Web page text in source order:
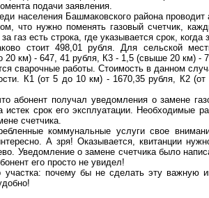
подачи заявления.
населения Башмаковскогорайона проводит
что нужно поменять газовый счетчик,
газ есть строка, где указывается срок, когда
стоит 498,01 рубля. Для сельской
20 км) - 647, 41 рубля, К3 - 1,5 (свыше 20 км) -
сварочные работы. Стоимость в данном
К1(от 5 до 10 км) - 1670,35 рубля, К2
абонент получал уведомления о замене
срок его эксплуатации. Необходимые
счетчика.
коммунальные услуги свое
А зря! Оказывается, квитанции
Уведомление о замене счетчика было
его просто не увидел!
участка: почему бы не сделать эту важную